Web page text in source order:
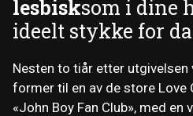
lesbisksom i dine
ideelt stykke for
Nesten to tiår etter utgivelsen
former til en av de store Love
«John Boy Fan Club», med